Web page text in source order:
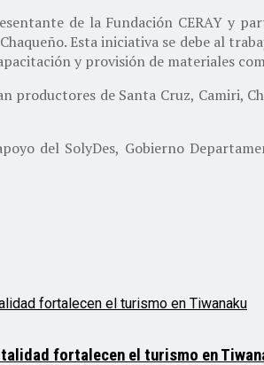
de la Fundación CERAY y
Esta iniciativa se debe al
y provisión de materiales
productores de Santa Cruz, Camiri,
del SolyDes, Gobierno
fortalecen el turismo en